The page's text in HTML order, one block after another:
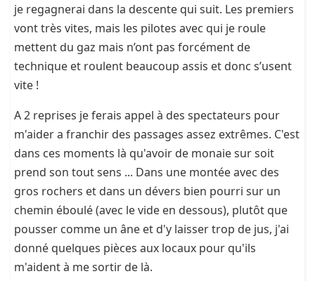
je regagnerai dans la descente qui suit. Les premiers
vont très vites, mais les pilotes avec qui je roule
mettent du gaz mais n’ont pas forcément de
technique et roulent beaucoup assis et donc s’usent
vite !
A 2 reprises je ferais appel à des spectateurs pour
m'aider a franchir des passages assez extrêmes. C'est
dans ces moments là qu'avoir de monaie sur soit
prend son tout sens ... Dans une montée avec des
gros rochers et dans un dévers bien pourri sur un
chemin éboulé (avec le vide en dessous), plutôt que
pousser comme un âne et d'y laisser trop de jus, j'ai
donné quelques pièces aux locaux pour qu'ils
m'aident à me sortir de là.